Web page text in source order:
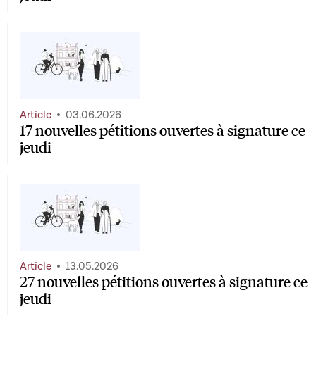
17 nouvelles pétitions ouvertes à signature ce
jeudi
Article 03.06.2026
27 nouvelles pétitions ouvertes à signature ce
jeudi
Article 13.05.2026